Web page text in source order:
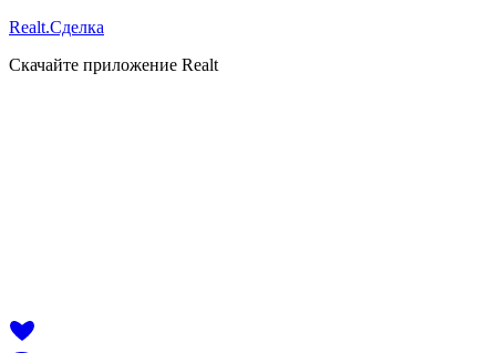
Realt.Сделка
Скачайте приложение Realt